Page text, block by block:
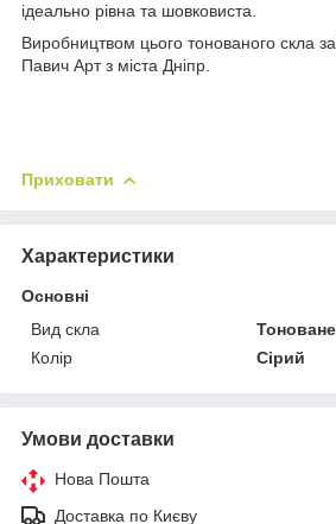
ідеально рівна та шовковиста.
Виробництвом цього тонованого скла
Павич Арт з міста Дніпр.
Приховати
Характеристики
Основні
Вид скла
Тоноване
Колір
Сірий
Умови доставки
Нова Пошта
Доставка по Києву